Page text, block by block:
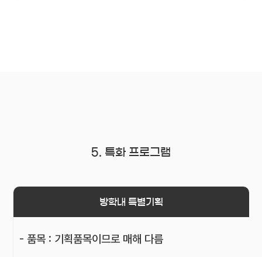
5. 특화 프로그램
방학내 특별기획
- 품목 : 기획품목이므로 매해 다름